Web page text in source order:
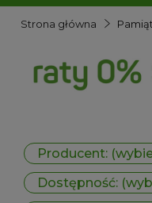
Strona główna
Producent:
Dostępność: